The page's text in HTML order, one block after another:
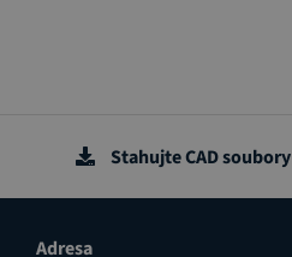
Stahujte CAD soubory
Adresa